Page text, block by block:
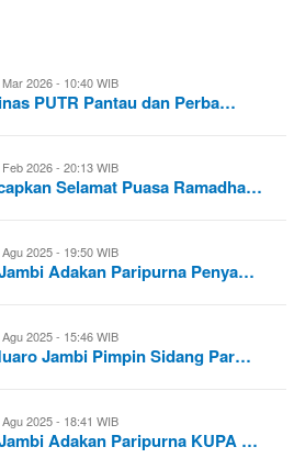
Mar 2026 - 10:40 WIB
PUTR Pantau dan Perba…
Feb 2026 - 20:13 WIB
Selamat Puasa Ramadha…
Agu 2025 - 19:50 WIB
Adakan Paripurna Penya…
Agu 2025 - 15:46 WIB
Jambi Pimpin Sidang Par…
Agu 2025 - 18:41 WIB
Adakan Paripurna KUPA …